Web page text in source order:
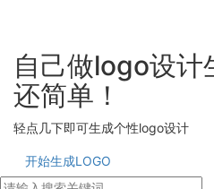
自己做logo设计
还简单！
轻点几下即可生成个性logo设计
开始生成LOGO